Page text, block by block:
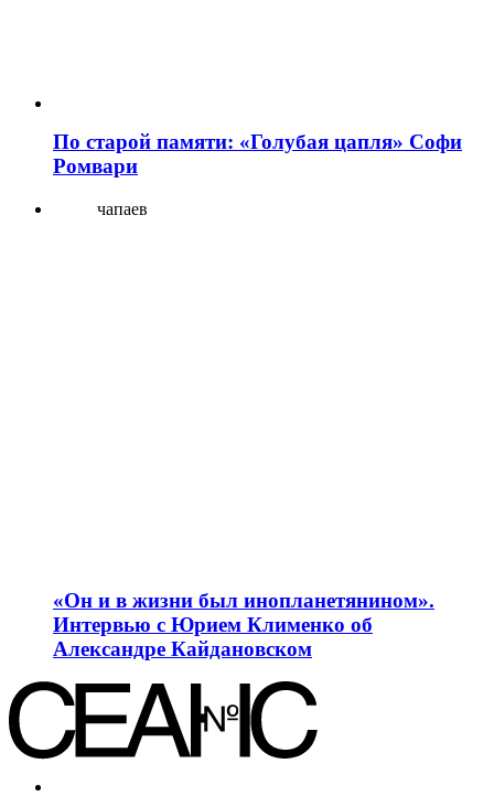
По старой памяти: «Голубая цапля» Софи
Ромвари
чапаев
«Он и в жизни был инопланетянином».
Интервью с Юрием Клименко об
Александре Кайдановском